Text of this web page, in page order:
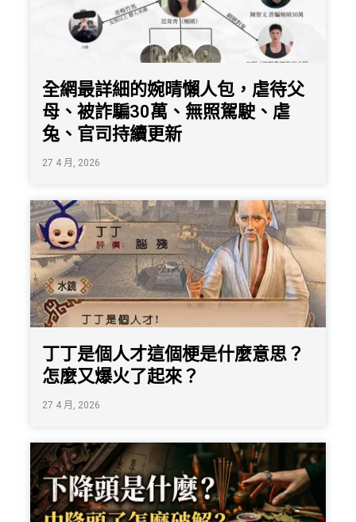
全網最詳細的婉晴懶人包，虐待父
母、被詐騙30萬、無照駕駛、虐
兔、官司持續更新
27 4 月, 2026
丁丁是個人才這個梗是什麼意思？
怎麼又爆火了起來？
27 4 月, 2026